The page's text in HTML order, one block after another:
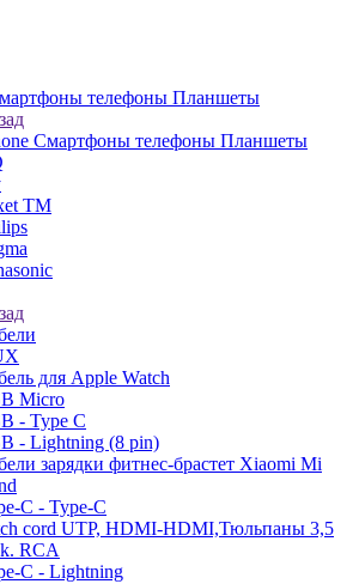
телефоны Планшеты
Смартфоны телефоны Планшеты
TM
для Apple Watch
Micro
- Type C
- Lightning (8 pin)
зарядки фитнес-брастет Xiaomi Mi
C - Type-C
cord UTP, HDMI-HDMI,Тюльпаны 3,5
RCA
C - Lightning